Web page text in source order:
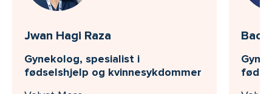
Jwan Hagi Raza
Gynekolog, spesialist i
fødselshjelp og kvinnesykdommer